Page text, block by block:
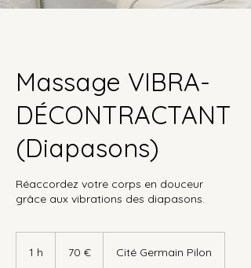
Massage VIBRA-
DÉCONTRACTANT
(Diapasons)
Réaccordez votre corps en douceur
grâce aux vibrations des diapasons.
1 h 70 € Cité Germain Pilon